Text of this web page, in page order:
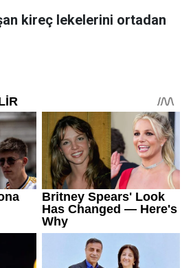
kireç lekelerini ortadan